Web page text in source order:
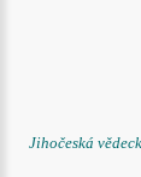
Jihočeská